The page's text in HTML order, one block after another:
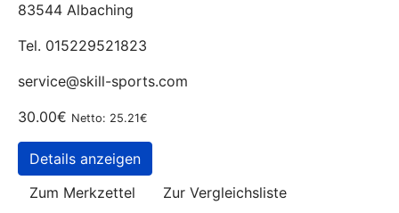
83544 Albaching
Tel. 015229521823
service@skill-sports.com
30.00€ Netto: 25.21€
Details anzeigen
Zum Merkzettel
Zur Vergleichsliste